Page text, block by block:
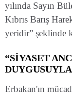
yılında Sayın
Kıbrıs Barış
yeridir” şeklinde
“SİYASET
Erbakan'ın